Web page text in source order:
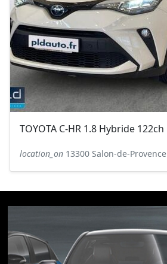
location_on 13300 Salon-de-Provence